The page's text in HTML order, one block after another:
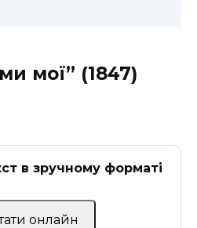
мої” (1847)
в зручному форматі
онлайн